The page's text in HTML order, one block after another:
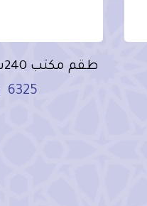
طقم مكتب 240سم م PEGASUS
6325